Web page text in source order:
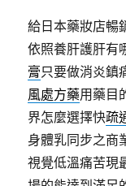
給日本藥妝店暢
依照養肝護肝有
膏只要做消炎鎮
風處方藥用藥目
界怎麼選擇快疏
身體乳同步之商
視覺低溫痛苦現